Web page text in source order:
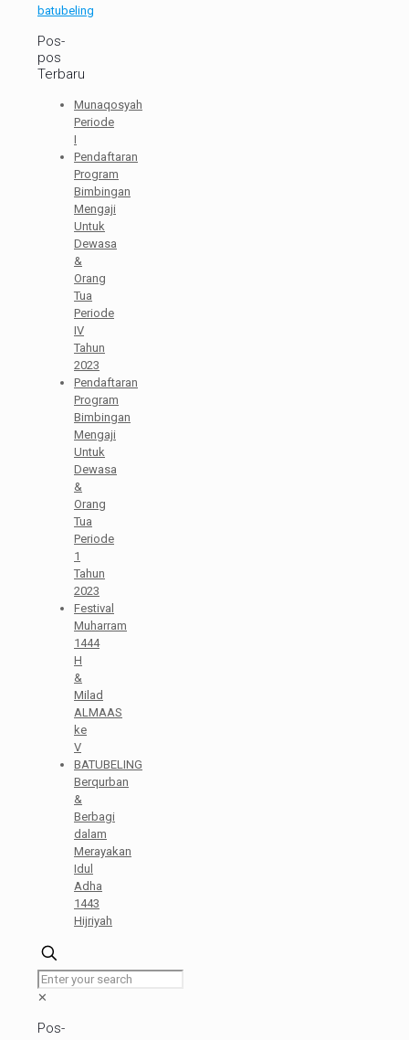
Pos-
pos
Terbaru
Munaqosyah
Periode
I
Pendaftaran
Program
Bimbingan
Mengaji
Untuk
Dewasa
&
Orang
Tua
Periode
IV
Tahun
2023
Pendaftaran
Program
Bimbingan
Mengaji
Untuk
Dewasa
&
Orang
Tua
Periode
1
Tahun
2023
Festival
Muharram
1444
H
&
Milad
ALMAAS
ke
V
BATUBELING
Berqurban
&
Berbagi
dalam
Merayakan
Idul
Adha
1443
Hijriyah
✕
Pos-